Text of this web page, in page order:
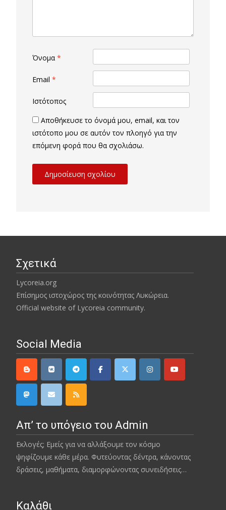
Όνομα *
Email *
Ιστότοπος
Αποθήκευσε το όνομά μου, email, και τον
ιστότοπο μου σε αυτόν τον πλοηγό για την
επόμενη φορά που θα σχολιάσω.
Σχετικά
Lycoreia.org
Επίσημος ιστοχώρος της κοινότητας Λυκώρεια.
Official website of Lycoreia community.
Social Media
Απ’ το υπόγειο του Admin
Εκλογές; Εμείς για να αλλάξουμε τον κόσμο
ψηφίζουμε κάθε μέρα. Φυτεύοντας δέντρα, κάνοντας
δράσεις, μαθήματα, διαμορφώνοντας συνειδήσεις…
Καλάθι